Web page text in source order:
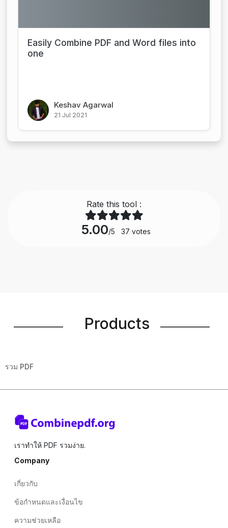
Easily Combine PDF and Word files into
one
Keshav Agarwal
21 Jul 2021
Rate this tool :
5.00/5 37 votes
Products
รวม PDF
เราทำให้ PDF รวมง่าย.
Company
เกี่ยวกับ
ข้อกำหนดและเงื่อนไข
ความช่วยเหลือ